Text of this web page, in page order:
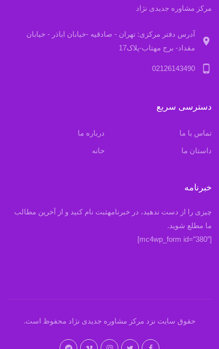
مرکز مشاوره جدیدی نژاد
location_on
آدرس دفتر مرکزی: تهران - صادقیه -خیابان اباذر - خیابان
مقداد- برج مهتاب-پلاک17
phone_android
02126143490
دسترسی سریع
تماس با ما درباره ما
داستان ما خانه
خبرنامه
چیزی را از دست ندهید، در خبرنامهثبت نام کنید و از آخرین مطالب
ما مطلع شوید.
[mc4wp_form id=”380″]
حقوق سایت نزد مرکز مشاوره جدیدی نژاد محفوظ است.